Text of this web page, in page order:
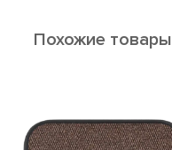
Похожие товары